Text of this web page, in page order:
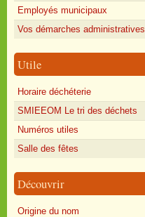
Employés municipaux
Vos démarches administratives
Utile
Horaire déchéterie
SMIEEOM Le tri des déchets
Numéros utiles
Salle des fêtes
Découvrir
Origine du nom